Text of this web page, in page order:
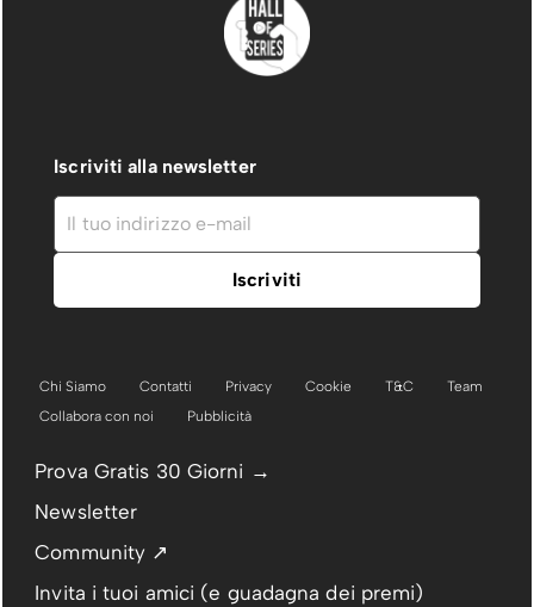
Iscriviti alla newsletter
Chi Siamo Contatti Privacy Cookie T&C
Team
Collabora con noi
Pubblicità
Prova Gratis 30 Giorni →
Newsletter
Community ↗
Invita i tuoi amici (e guadagna dei premi)